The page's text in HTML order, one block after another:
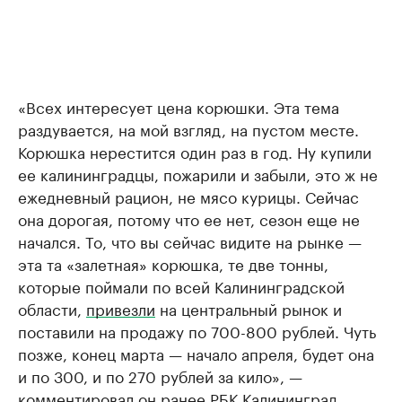
«Всех интересует цена корюшки. Эта тема
раздувается, на мой взгляд, на пустом месте.
Корюшка нерестится один раз в год. Ну купили
ее калининградцы, пожарили и забыли, это ж не
ежедневный рацион, не мясо курицы. Сейчас
она дорогая, потому что ее нет, сезон еще не
начался. То, что вы сейчас видите на рынке —
эта та «залетная» корюшка, те две тонны,
которые поймали по всей Калининградской
области, привезли на центральный рынок и
поставили на продажу по 700-800 рублей. Чуть
позже, конец марта — начало апреля, будет она
и по 300, и по 270 рублей за кило», —